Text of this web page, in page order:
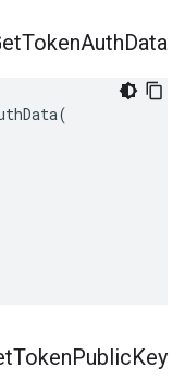
TokenAuthData
TokenPublicKey